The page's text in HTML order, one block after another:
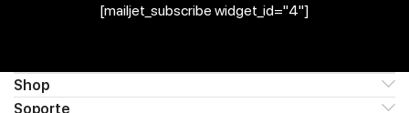
[mailjet_subscribe widget_id="4"]
Shop
Soporte